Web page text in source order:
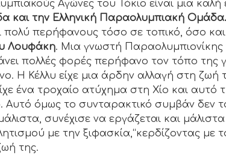
Αγώνες του Τόκιο είναι μια καλή
και την Ελληνική Παραολυμπιακή Ομάδα.
περήφανους τόσο σε τοπικό, όσο και
Λουφάκη. Μια γνωστή Παραολυμπιονίκης
πολλές φορές περήφανο τον τόπο της
Η Κέλλυ είχε μια άρδην αλλαγή στη
ένα τροχαίο ατύχημα στη Χίο και αυτό
Αυτό όμως το συνταρακτικό συμβάν δεν
συνέχισε να εργάζεται και
με την ξιφασκία,“κερδίζοντας με
της.